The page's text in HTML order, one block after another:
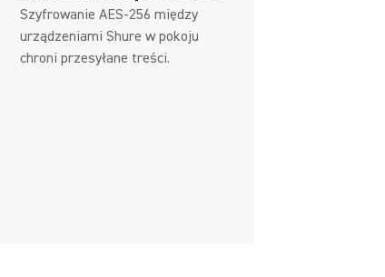
Szyfrowanie AES-256 między
urządzeniami Shure w pokoju
chroni przesyłane treści.